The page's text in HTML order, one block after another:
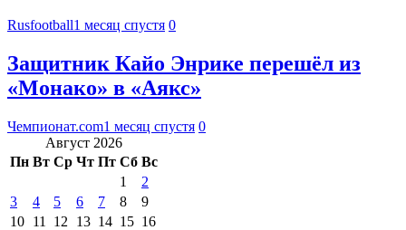
Rusfootball1 месяц спустя 0
Защитник Кайо Энрике перешёл из
«Монако» в «Аякс»
Чемпионат.com1 месяц спустя 0
Август 2026
Пн Вт Ср Чт Пт Сб Вс
1
2
3
4 5 6 7 8
9
10 11 12 13 14 15 16